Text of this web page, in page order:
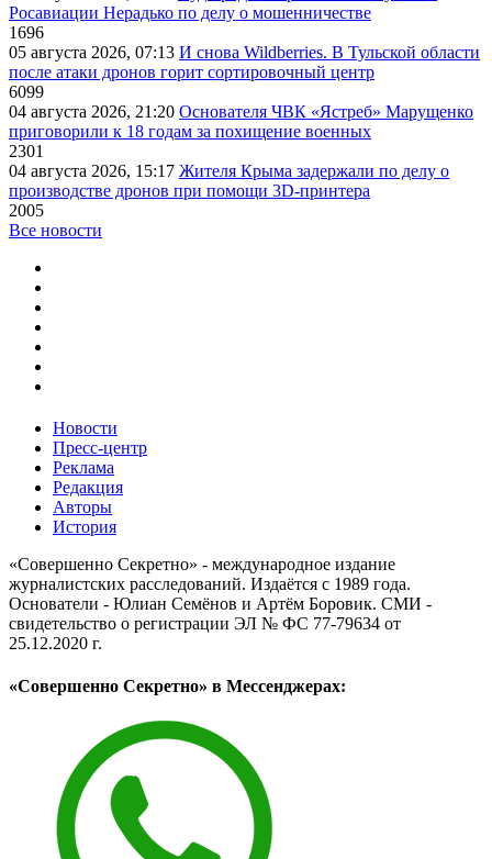
Росавиации Нерадько по делу о мошенничестве
1696
05 августа 2026, 07:13 И снова Wildberries. В Тульской области
после атаки дронов горит сортировочный центр
6099
04 августа 2026, 21:20 Основателя ЧВК «Ястреб» Марущенко
приговорили к 18 годам за похищение военных
2301
04 августа 2026, 15:17 Жителя Крыма задержали по делу о
производстве дронов при помощи 3D‑принтера
2005
Все новости
Новости
Пресс-центр
Реклама
Редакция
Авторы
История
«Совершенно Секретно» - международное издание
журналистских расследований. Издаётся с 1989 года.
Основатели - Юлиан Семёнов и Артём Боровик. CМИ -
свидетельство о регистрации ЭЛ № ФС 77-79634 от
25.12.2020 г.
«Совершенно Секретно» в Мессенджерах: